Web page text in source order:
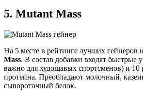
5. Mutant Mass
На 5 месте в рейтинге лучших гейнеров
Mass. В состав добавки входят быстрые
важно для худощавых спортсменов) и 10
протеина. Преобладают молочный,
сывороточный белок.